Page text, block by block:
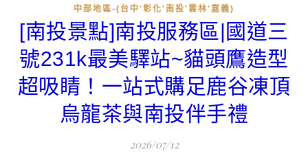
中部地區-(台中'彰化'南投'雲林'嘉義)
[南投景點]南投服務區|國道三
號231k最美驛站~貓頭鷹造型
超吸睛！一站式購足鹿谷凍頂
烏龍茶與南投伴手禮
2026/07/12